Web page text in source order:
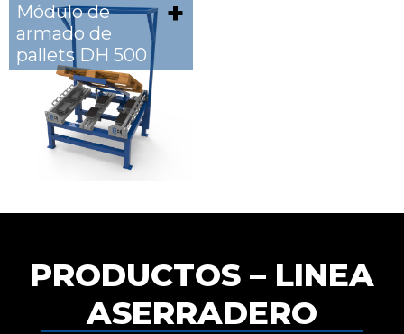
Módulo de
armado de
pallets DH 500
PRODUCTOS – LINEA
ASERRADERO